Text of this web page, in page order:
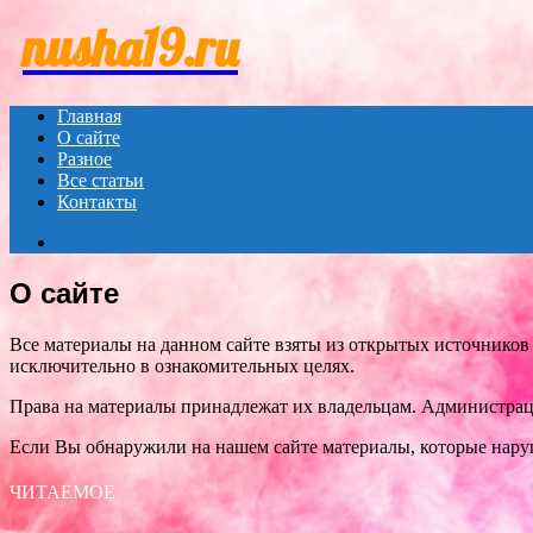
nusha19.ru
Главная
О сайте
Разное
Все статьи
Контакты
О сайте
Все материалы на данном сайте взяты из открытых
исключительно в ознакомительных целях.
Права на материалы принадлежат их владельцам.
Если Вы обнаружили на нашем сайте материалы, которые
ЧИТАЕМОЕ